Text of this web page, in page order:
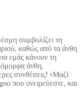
συμβολίζει τη
καθώς από τα άνθη
εμάς κάνουν τη
όμορφα άνθη,
συνθέσεις! ▫️Μαζί
που ονειρεύεστε, και